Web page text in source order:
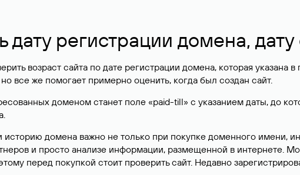
дату регистрации домена,
возраст сайта по дате регистрации домена, которая указана
все же помогает примерно оценить, когда был создан сайт.
доменом станет поле «paid-till» с указанием даты, до
историю домена важно не только при покупке доменного имени,
и просто анализе информации, размещенной в интернете.
перед покупкой стоит проверить сайт. Недавно